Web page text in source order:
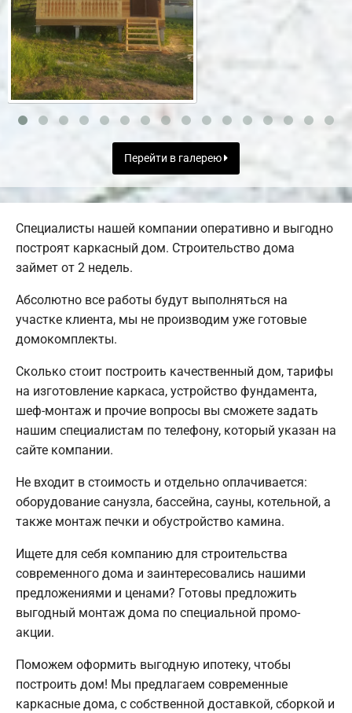
Перейти в галерею
Специалисты нашей компании оперативно и выгодно
построят каркасный дом. Строительство дома
займет от 2 недель.
Абсолютно все работы будут выполняться на
участке клиента, мы не производим уже готовые
домокомплекты.
Сколько стоит построить качественный дом, тарифы
на изготовление каркаса, устройство фундамента,
шеф-монтаж и прочие вопросы вы сможете задать
нашим специалистам по телефону, который указан на
сайте компании.
Не входит в стоимость и отдельно оплачивается:
оборудование санузла, бассейна, сауны, котельной, а
также монтаж печки и обустройство камина.
Ищете для себя компанию для строительства
современного дома и заинтересовались нашими
предложениями и ценами? Готовы предложить
выгодный монтаж дома по специальной промо-
акции.
Поможем оформить выгодную ипотеку, чтобы
построить дом! Мы предлагаем современные
каркасные дома, с собственной доставкой, сборкой и